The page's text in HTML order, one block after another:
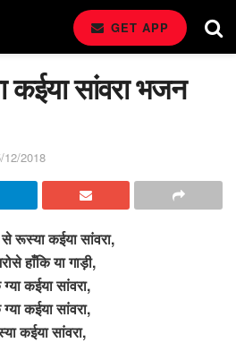
GET APP
कईया सांवरा भजन
12/2018
से रूस्या कईया सांवरा,
हाँकि या गाड़ी,
कईया सांवरा,
कईया सांवरा,
कईया सांवरा,